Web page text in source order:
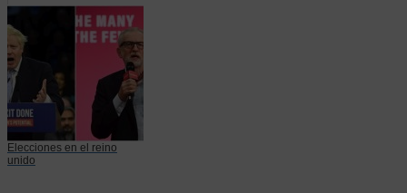
Elecciones en el reino
unido